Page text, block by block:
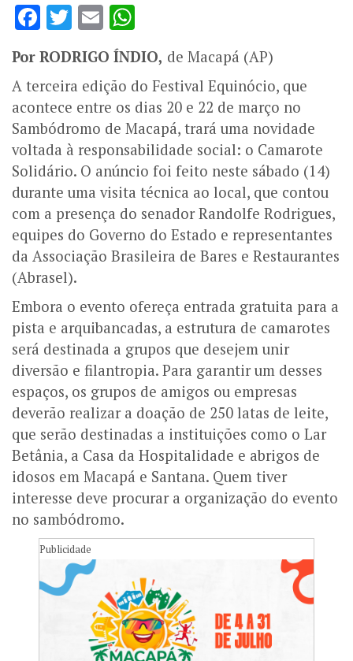
Facebook
Twitter
Email
Por RODRIGO ÍNDIO, de Macapá (AP)
A terceira edição do Festival Equinócio, que
acontece entre os dias 20 e 22 de março no
Sambódromo de Macapá, trará uma novidade
voltada à responsabilidade social: o Camarote
Solidário. O anúncio foi feito neste sábado (14)
durante uma visita técnica ao local, que contou
com a presença do senador Randolfe Rodrigues,
equipes do Governo do Estado e representantes
da Associação Brasileira de Bares e Restaurantes
(Abrasel).
Embora o evento ofereça entrada gratuita para a
pista e arquibancadas, a estrutura de camarotes
será destinada a grupos que desejem unir
diversão e filantropia. Para garantir um desses
espaços, os grupos de amigos ou empresas
deverão realizar a doação de 250 latas de leite,
que serão destinadas a instituições como o Lar
Betânia, a Casa da Hospitalidade e abrigos de
idosos em Macapá e Santana. Quem tiver
interesse deve procurar a organização do evento
no sambódromo.
Publicidade